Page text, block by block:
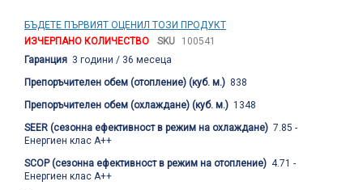
снимки
БЪДЕТЕ ПЪРВИЯТ ОЦЕНИЛ ТОЗИ ПРОДУКТ
ИЗЧЕРПАНО КОЛИЧЕСТВО
SKU
100541
Гаранция 3 години / 36 месеца
Препоръчителен обем (отопление) (куб. м.) 838
Препоръчителен обем (охлаждане) (куб. м.) 1348
SEER (сезонна ефективност в режим на охлаждане) 7.85 -
Енергиен клас A++
SCOP (сезонна ефективност в режим на отопление) 4.71 -
Енергиен клас A++